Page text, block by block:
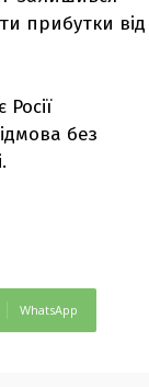
прибутки від
без
WhatsApp